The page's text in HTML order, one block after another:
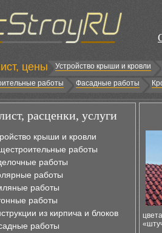
цены Устройство крыши и кровли
работы
Фасадные работы
расценки, услуги
крыши и кровли
работы
работы
работы
работы
работы
из кирпича и блоков
работы